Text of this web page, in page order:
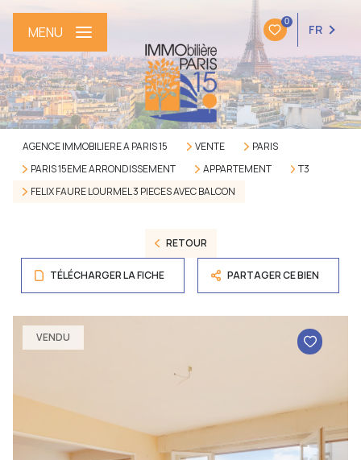
0
FR
MENU
AGENCE IMMOBILIERE A PARIS 15 VENTE
PARIS
PARIS 15EME ARRONDISSEMENT
APPARTEMENT
T3
FELIX FAURE LOURMEL 3 PIECES AVEC BALCON
RETOUR
TÉLÉCHARGER LA FICHE PARTAGER CE BIEN
VENDU